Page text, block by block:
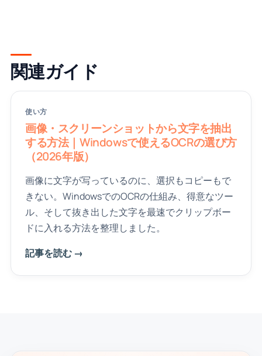
関連ガイド
使い方
画像・スクリーンショットから文字を抽出
する方法｜Windowsで使えるOCRの選び方
（2026年版）
画像に文字が写っているのに、選択もコピーもで
きない。WindowsでのOCRの仕組み、得意なツー
ル、そして抜き出した文字を最速でクリップボー
ドに入れる方法を整理しました。
記事を読む →